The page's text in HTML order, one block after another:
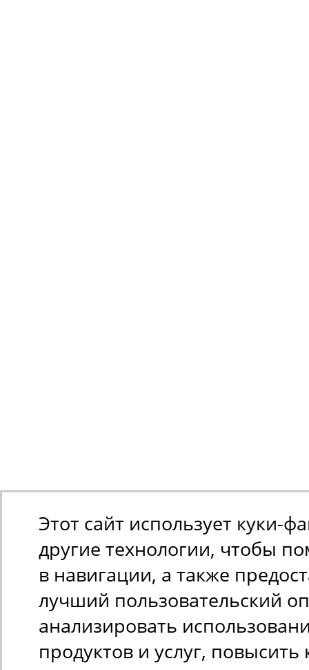
Этот сайт использует куки-
другие технологии, чтобы
в навигации, а также
лучший пользовательский
анализировать
продуктов и услуг, повысить